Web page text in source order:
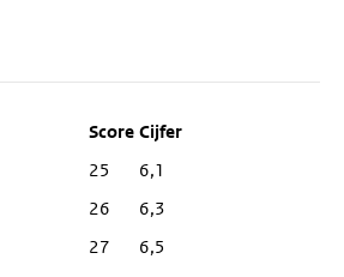
25
6,1
26
6,3
27
6,5